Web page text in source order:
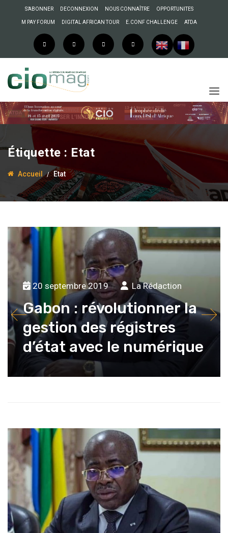
S’ABONNER DECONNEXION NOUS CONNAÎTRE OPPORTUNITES
M PAY FORUM DIGITAL AFRICAN TOUR E.CONF CHALLENGE ATDA
Étiquette : Etat
Accueil Etat
20 septembre 2019 La Rédaction
Gabon : révolutionner la
gestion des régistres
d’état avec le numérique